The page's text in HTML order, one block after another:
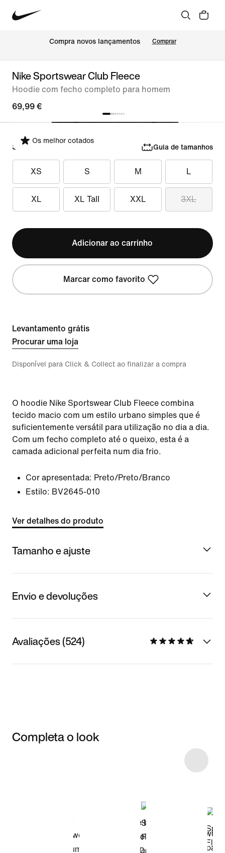
Compra novos lançamentos Comprar
Nike Sportswear Club Fleece
Hoodie com fecho completo para homem
69,99 €
Os melhor cotados
Selecionar tamanho Guia de tamanhos
XS S M L
XL XL Tall XXL 3XL
Adicionar ao carrinho
Marcar como favorito
Levantamento grátis
Procurar uma loja
Disponível para Click & Collect ao finalizar a compra
O hoodie Nike Sportswear Club Fleece combina
tecido macio com um estilo urbano simples que é
suficientemente versátil para utilização no dia a dia.
Com um fecho completo até o queixo, esta é a
camada adicional perfeita num dia frio.
Cor apresentada: Preto/Preto/Branco
Estilo: BV2645-010
Ver detalhes do produto
Tamanho e ajuste
Envio e devoluções
Avaliações (524)
Completa o look